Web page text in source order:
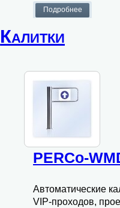
Калитки
PERCo-
Автоматические
VIP-проходов,